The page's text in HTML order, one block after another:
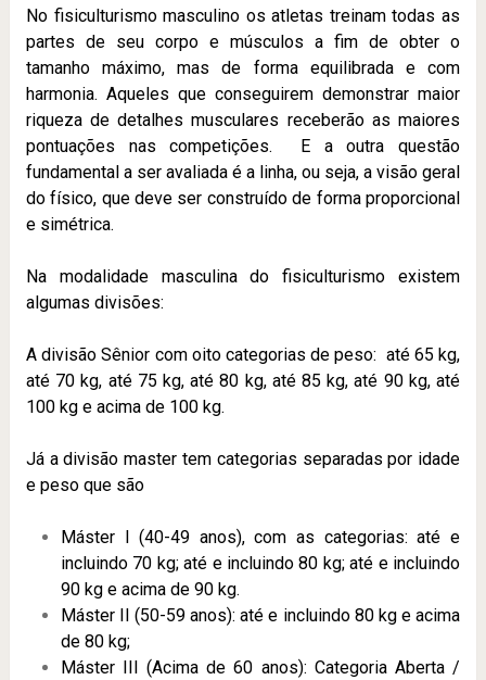
No fisiculturismo masculino os atletas treinam todas as
partes de seu corpo e músculos a fim de obter o
tamanho máximo, mas de forma equilibrada e com
harmonia. Aqueles que conseguirem demonstrar maior
riqueza de detalhes musculares receberão as maiores
pontuações nas competições. E a outra questão
fundamental a ser avaliada é a linha, ou seja, a visão geral
do físico, que deve ser construído de forma proporcional
e simétrica.
Na modalidade masculina do fisiculturismo existem
algumas divisões:
A divisão Sênior com oito categorias de peso: até 65 kg,
até 70 kg, até 75 kg, até 80 kg, até 85 kg, até 90 kg, até
100 kg e acima de 100 kg.
Já a divisão master tem categorias separadas por idade
e peso que são
Máster I (40-49 anos), com as categorias: até e
incluindo 70 kg; até e incluindo 80 kg; até e incluindo
90 kg e acima de 90 kg.
Máster II (50-59 anos): até e incluindo 80 kg e acima
de 80 kg;
Máster III (Acima de 60 anos): Categoria Aberta /